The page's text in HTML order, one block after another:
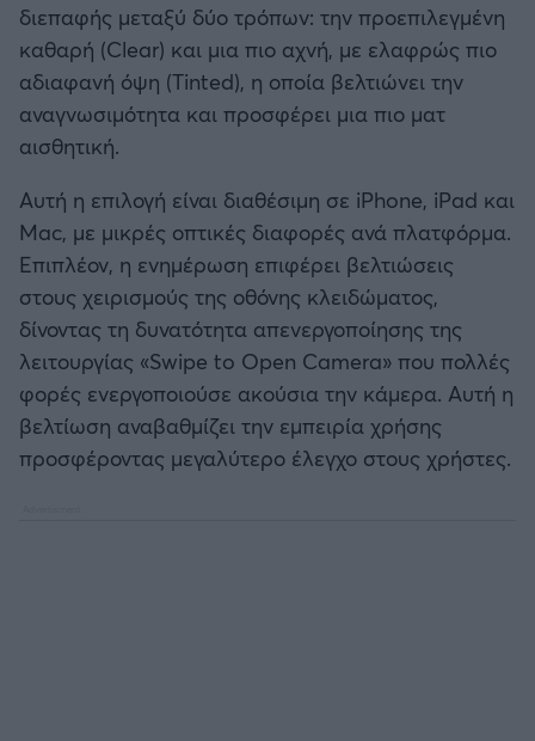
Καλαμάτα
Ηρακλής
Ρεάλ Μαδρίτης
Ατλέτικο Μαδρίτης
Μάντσεστερ Γιουνάιτεντ
Μάντσεστερ Σίτι
διεπαφής μεταξύ δύο τρόπων: την προεπιλεγμένη
καθαρή (Clear) και μια πιο αχνή, με ελαφρώς πιο
αδιαφανή όψη (Tinted), η οποία βελτιώνει την
αναγνωσιμότητα και προσφέρει μια πιο ματ
αισθητική.
Αυτή η επιλογή είναι διαθέσιμη σε iPhone, iPad και
Mac, με μικρές οπτικές διαφορές ανά πλατφόρμα.
Επιπλέον, η ενημέρωση επιφέρει βελτιώσεις
στους χειρισμούς της οθόνης κλειδώματος,
δίνοντας τη δυνατότητα απενεργοποίησης της
λειτουργίας «Swipe to Open Camera» που πολλές
φορές ενεργοποιούσε ακούσια την κάμερα. Αυτή η
βελτίωση αναβαθμίζει την εμπειρία χρήσης
προσφέροντας μεγαλύτερο έλεγχο στους χρήστες.